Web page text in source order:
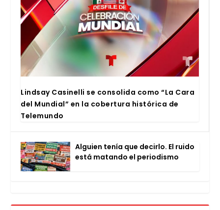
Lind­say Casi­ne­lli se con­so­li­da como “La Cara
del Mun­dial” en la cober­tu­ra his­tó­ri­ca de
Tele­mun­do
Alguien tenía que decir­lo. El rui­do
está matan­do el perio­dis­mo